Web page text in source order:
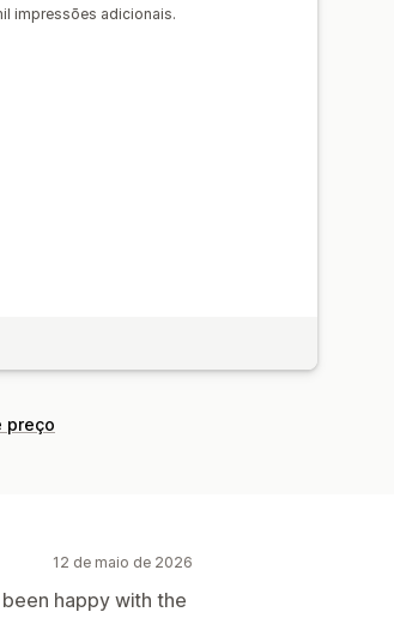
de conversões
impressões adicionais.
preço
12 de maio de 2026
happy with the